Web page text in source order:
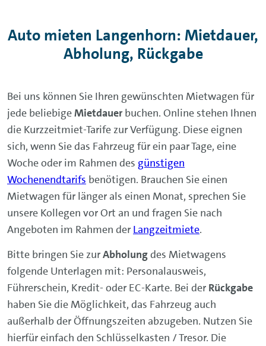
Auto mieten Langenhorn: Mietdauer,
Abholung, Rückgabe
Bei uns können Sie Ihren gewünschten Mietwagen für
jede beliebigeMietdauer buchen. Online stehen Ihnen
die Kurzzeitmiet-Tarife zur Verfügung. Diese eignen
sich, wenn Sie das Fahrzeug für ein paar Tage, eine
Woche oder im Rahmen des günstigen
Wochenendtarifs benötigen. Brauchen Sie einen
Mietwagen für länger als einen Monat, sprechen Sie
unsere Kollegen vor Ort an und fragen Sie nach
Angeboten im Rahmen der Langzeitmiete.
Bitte bringen Sie zurAbholungdes Mietwagens
folgende Unterlagen mit: Personalausweis,
Führerschein, Kredit- oder EC-Karte. Bei der Rückgabe
haben Sie die Möglichkeit, das Fahrzeug auch
außerhalb der Öffnungszeiten abzugeben. Nutzen Sie
hierfür einfach den Schlüsselkasten / Tresor. Die